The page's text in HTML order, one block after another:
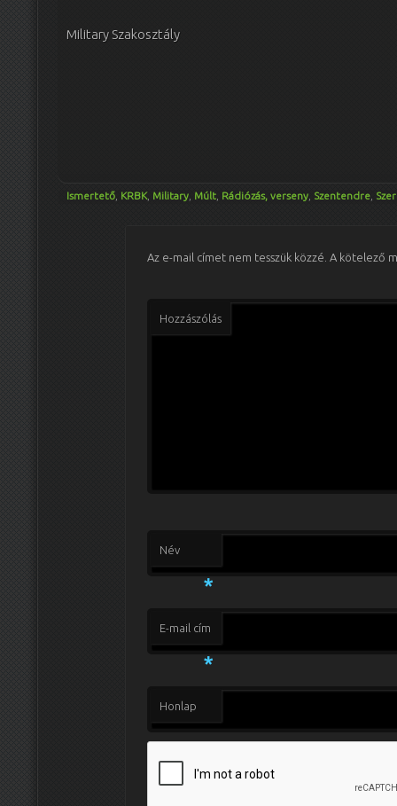
Military Szakosztály
Ismertető KRBK, Military Múlt Rádiózás, verseny Szentendre
Az e-mail címet nem tesszük közzé. A kötelező
Hozzászólás
Név
*
E-mail cím
*
Honlap